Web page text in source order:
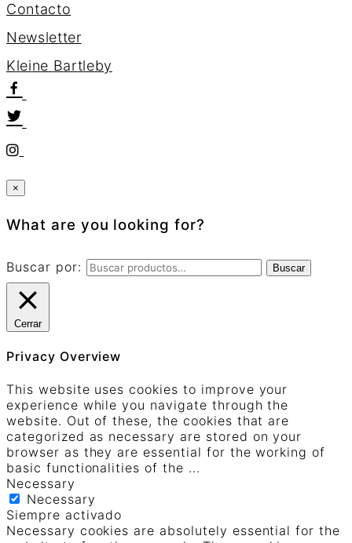
Contacto
Newsletter
Kleine Bartleby
×
What are you looking for?
Buscar por: Buscar
Cerrar
Privacy Overview
This website uses cookies to improve your
experience while you navigate through the
website. Out of these, the cookies that are
categorized as necessary are stored on your
browser as they are essential for the working of
basic functionalities of the ...
Necessary
Necessary
Siempre activado
Necessary cookies are absolutely essential for the